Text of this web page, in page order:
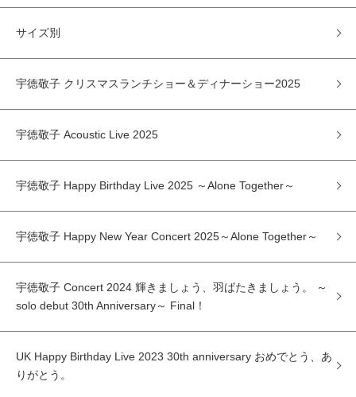
サイズ別
宇徳敬子 クリスマスランチショー＆ディナーショー2025
宇徳敬子 Acoustic Live 2025
宇徳敬子 Happy Birthday Live 2025 ～Alone Together～
宇徳敬子 Happy New Year Concert 2025～Alone Together～
宇徳敬子 Concert 2024 輝きましょう、羽ばたきましょう。 ～
solo debut 30th Anniversary～ Final！
UK Happy Birthday Live 2023 30th anniversary おめでとう、あ
りがとう。